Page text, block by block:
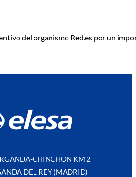
del organismo Red.es por un
CHINCHON KM 2
DEL REY (MADRID)